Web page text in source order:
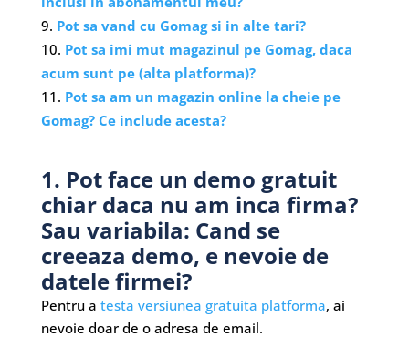
Pot sa vand cu Gomag si in alte tari?
Pot sa imi mut magazinul pe Gomag, daca
acum sunt pe (alta platforma)?
Pot sa am un magazin online la cheie pe
Gomag? Ce include acesta?
1. Pot face un demo gratuit
chiar daca nu am inca firma?
Sau variabila: Cand se
creeaza demo, e nevoie de
datele firmei?
Pentru a testa versiunea gratuita platforma, ai
nevoie doar de o adresa de email.